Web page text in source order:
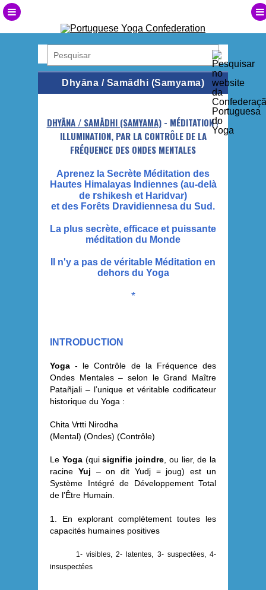
Dhyāna / Samādhi (Samyama)
DHYĀNA / SAMĀDHI (SAMYAMA)- MÉDITATION /
ILLUMINATION, PAR LA CONTRÔLE DE LA
FRÉQUENCE DES ONDES MENTALES
Aprenez la Secrète Méditation des
Hautes Himalayas Indiennes (au-delà
de rshikesh et Haridvar)
et des Forêts Dravidiennesa du Sud.
La plus secrète, efficace et puissante
méditation du Monde
Il n'y a pas de véritable Méditation en
dehors du Yoga
*
INTRODUCTION
Yoga - le Contrôle de la Fréquence des
Ondes Mentales – selon le Grand Maître
Patañjali – l’unique et véritable codificateur
historique du Yoga :
Chita Vrtti Nirodha
(Mental) (Ondes) (Contrôle)
Le Yoga (quisignifie joindre , ou lier, de la
racine Yuj – on dit Yudj = joug) est un
Système Intégré de Développement Total
de l’Être Humain.
1. En explorant complètement toutes les
capacités humaines positives
1- visibles, 2- latentes, 3- suspectées, 4-
insuspectées